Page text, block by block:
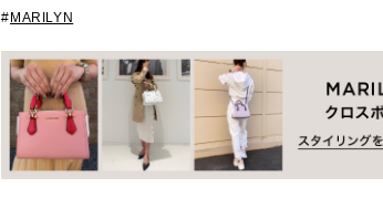
# MARILYN